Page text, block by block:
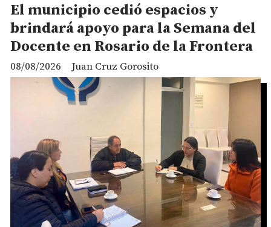
El municipio cedió espacios y
brindará apoyo para la Semana del
Docente en Rosario de la Frontera
Juan Cruz Gorosito
08/08/2026